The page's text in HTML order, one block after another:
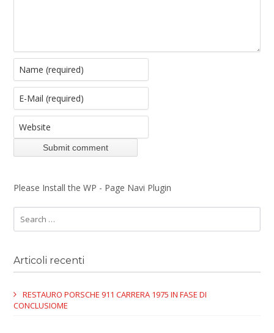
Please Install the WP - Page Navi Plugin
Articoli recenti
RESTAURO PORSCHE 911 CARRERA 1975 IN FASE DI
CONCLUSIOME